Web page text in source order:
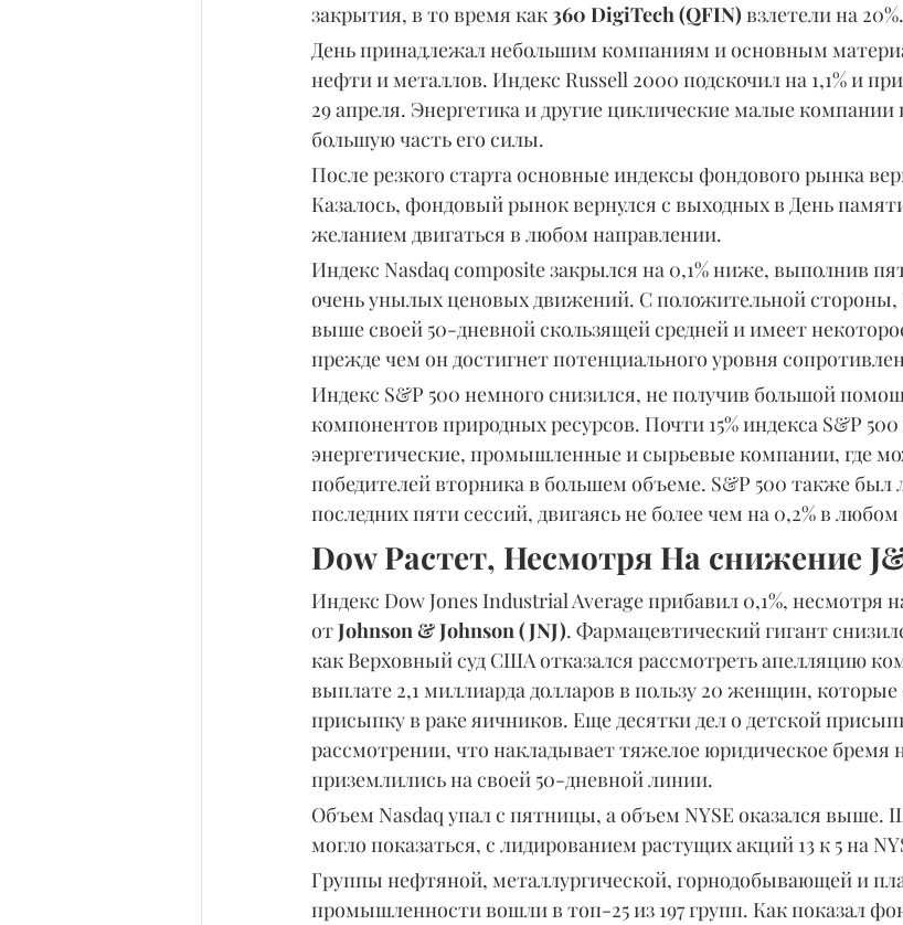
закрытия, в то время как 360 DigiTech (QFIN) взлетели на 20%.
День принадлежал небольшим компаниям и основным
нефти и металлов. Индекс Russell 2000 подскочил на 1,1% и
29 апреля. Энергетика и другие циклические малые компании
большую часть его силы.
После резкого старта основные индексы фондового рынка
Казалось, фондовый рынок вернулся с выходных в День
желанием двигаться в любом направлении.
Индекс Nasdaq composite закрылся на 0,1% ниже, выполнив
очень унылых ценовых движений. С положительной стороны,
выше своей 50-дневной скользящей средней и имеет
прежде чем он достигнет потенциального уровня
Индекс S&P 500 немного снизился, не получив большой
компонентов природных ресурсов. Почти 15% индекса S&P
энергетические, промышленные и сырьевые компании, где
победителей вторника в большем объеме. S&P 500 также был
последних пяти сессий, двигаясь не более чем на 0,2% в
Dow Растет, Несмотря На снижение
Индекс Dow Jones Industrial Average прибавил 0,1%, несмотря
от Johnson & Johnson (JNJ). Фармацевтический гигант
как Верховный суд США отказался рассмотреть апелляцию
выплате 2,1 миллиарда долларов в пользу 20 женщин,
присыпку в раке яичников. Еще десятки дел о детской
рассмотрении, что накладывает тяжелое юридическое бремя
приземлились на своей 50-дневной линии.
Объем Nasdaq упал с пятницы, а объем NYSE оказался выше.
могло показаться, с лидированием растущих акций 13 к 5 на
Группы нефтяной, металлургической, горнодобывающей и
промышленности вошли в топ-25 из 197 групп. Как показал